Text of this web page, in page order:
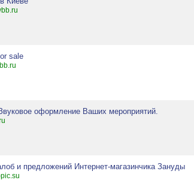
sale
оформление Ваших мероприятий.
и предложений Интернет-магазинчика Зануды